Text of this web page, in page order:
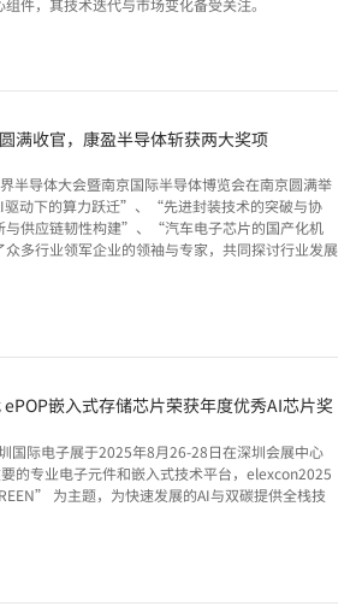
件，其技术迭代与市场变化备受关注。
满收官，康盈半导体斩获两大奖项
半导体大会暨南京国际半导体博览会在南京圆满举
动下的算力跃迁”、“先进封装技术的突破与协
供应链韧性构建”、“汽车电子芯片的国产化机
多行业领军企业的领袖与专家，共同探讨行业发展
ePOP嵌入式存储芯片荣获年度优秀AI芯片奖
国际电子展于2025年8月26-28日在深圳会展中心
的专业电子元件和嵌入式技术平台，elexcon2025
为主题，为快速发展的AI与双碳提供全栈技